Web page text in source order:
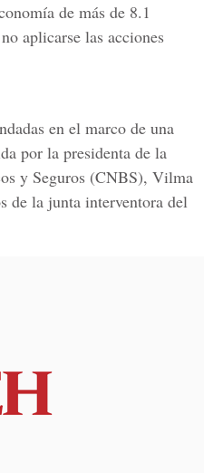
de más de 8.1
aplicarse las acciones
en el marco de una
por la presidenta de la
y Seguros (CNBS), Vilma
de la junta interventora del